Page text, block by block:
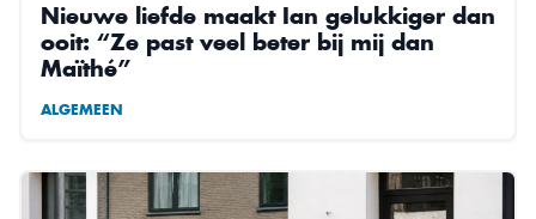
Nieuwe liefde maakt Ian gelukkiger dan
ooit: “Ze past veel beter bij mij dan
Maïthé”
ALGEMEEN